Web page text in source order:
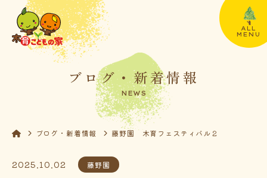
ALL
MENU
ブログ・新着情報
NEWS
ブログ・新着情報 藤野園 木育フェスティバル２
2025.10.02 藤野園